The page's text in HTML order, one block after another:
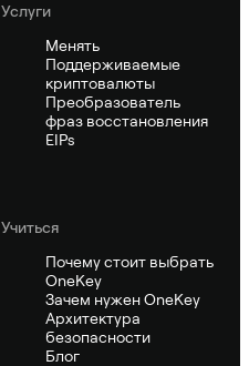
Услуги
Менять
Поддерживаемые
криптовалюты
Преобразователь
фраз восстановления
EIPs
Учиться
Почему стоит выбрать
OneKey
Зачем нужен OneKey
Архитектура
безопасности
Блог